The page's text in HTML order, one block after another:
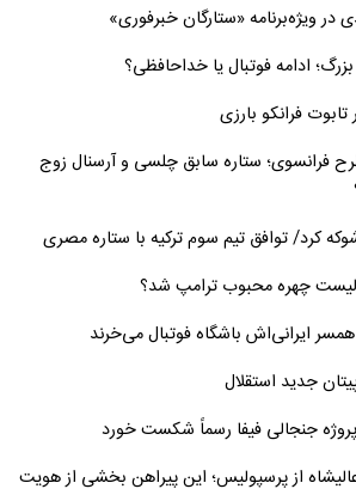
ویژه‌برنامه «ستارگان خبرفوری»
ادامه فوتبال یا خداحافظی؟
فرانکو بارزی
فرانسوی؛ ستاره سابق چلسی و آرسنال زوج
کرد/ توافق تیم سوم ترکیه با ستاره مصری
چهره محبوب ترامپ شد؟
ایرانی‌اش باشگاه فوتبال می‌خرند
پروژه جنجالی فیفا رسماً شکست خورد
از پرسپولیس؛ این پیراهن بخشی از هویت